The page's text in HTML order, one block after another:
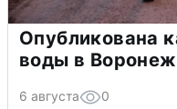
Опубликована
воды в
6 августа 0